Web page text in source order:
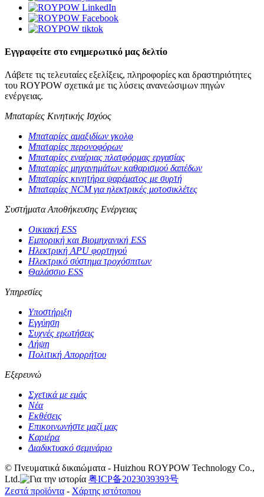
Εγγραφείτε στο ενημερωτικό μας δελτίο
Λάβετε τις τελευταίες εξελίξεις, πληροφορίες και δραστηριότητες
του ROYPOW σχετικά με τις λύσεις ανανεώσιμων πηγών
ενέργειας.
Μπαταρίες Κινητικής Ισχύος
Μπαταρίες αμαξιδίων γκολφ
Μπαταρίες περονοφόρων
Μπαταρίες εναέριας πλατφόρμας εργασίας
Μπαταρίες μηχανημάτων καθαρισμού δαπέδων
Μπαταρίες κινητήρα ψαρέματος με συρτή
Μπαταρίες NCM για ηλεκτρικές μοτοσικλέτες
Συστήματα Αποθήκευσης Ενέργειας
Οικιακή ESS
Εμπορική και Βιομηχανική ESS
Ηλεκτρική APU φορτηγού
Ηλεκτρικό σύστημα τροχόσπιτων
Θαλάσσιο ESS
Υπηρεσίες
Υποστήριξη
Εγγύηση
Συχνές ερωτήσεις
Λήψη
Πολιτική Απορρήτου
Εξερευνώ
Σχετικά με εμάς
Νέα
Εκθέσεις
Επικοινωνήστε μαζί μας
Καριέρα
Διαδικτυακό σεμινάριο
© Πνευματικά δικαιώματα - Huizhou ROYPOW Technology Co.,
Ltd.
粤ICP备2023039393号
Ζεστά προϊόντα - Χάρτης ιστότοπου